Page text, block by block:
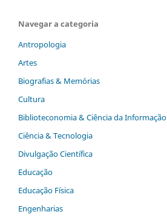
Navegar a categoria
Antropologia
Artes
Biografias & Memórias
Cultura
Biblioteconomia & Ciência da Informação
Ciência & Tecnologia
Divulgação Científica
Educação
Educação Física
Engenharias